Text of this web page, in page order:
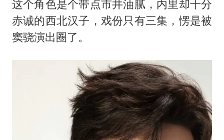
这个角色是个带点市井油腻，内里却十分
赤诚的西北汉子，戏份只有三集，愣是被
窦骁演出圈了。